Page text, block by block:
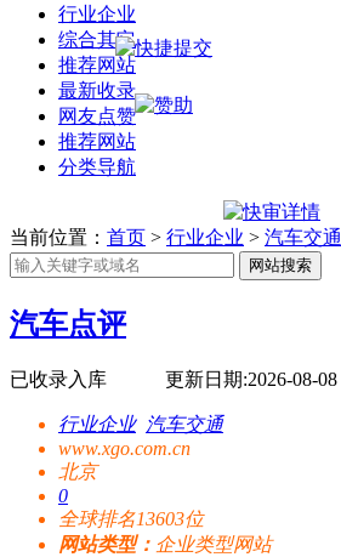
行业企业
综合其它
推荐网站
最新收录
网友点赞
推荐网站
分类导航
当前位置： 首页 > 行业企业 > 汽车交通
网站搜索
汽车点评
已收录入库 更新日期:2026-08-08
行业企业 汽车交通
www.xgo.com.cn
北京
0
全球排名13603位
网站类型： 企业类型网站